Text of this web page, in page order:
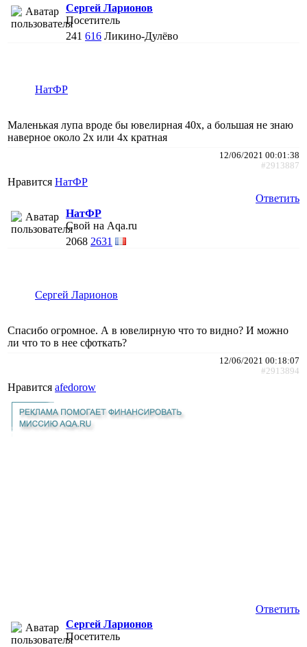
Сергей Ларионов
Посетитель
241 616 Ликино-Дулёво
НатФР
Маленькая лупа вроде бы ювелирная 40х, а большая не знаю
наверное около 2х или 4х кратная
12/06/2021 00:01:38
#2913887
Нравится НатФР
Ответить
НатФР
Свой на Aqa.ru
2068 2631
Сергей Ларионов
Спасибо огромное. А в ювелирную что то видно? И можно
ли что то в нее сфоткать?
12/06/2021 00:18:07
#2913894
Нравится afedorow
Ответить
Сергей Ларионов
Посетитель